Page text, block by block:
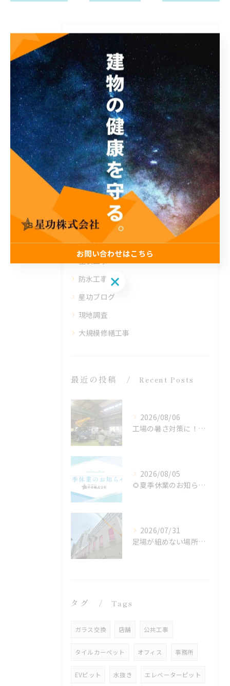
カテゴリー Categories
全てのカテゴリー
塗装
止水
防水
内装
公共工事
星功からのお知らせ
お客様の声
その他 工事・星功ブログ
内装・リフォーム工事
補修工事
塗装工事
防水工事
星功ブログ
現地調査
大規模修繕工事
最近の投稿 Recent Posts
2026/08/06
工場の暑さ対策に！遮熱塗料「アドクールAQUA」施工前の温度測定を設置
2026/08/05
🌻夏季休業のお知らせ🌻
2026/07/31
足場が組めない場所でも施工可能！ロープアクセス工法の特徴と対応できる工事
タグ Tags
ガラス交換 店舗 公共工事
タイルカーペット オフィス 事務所
EVピット 水抜き エレベーターピット
お問い合わせはこちら
お問い合わせはこちら